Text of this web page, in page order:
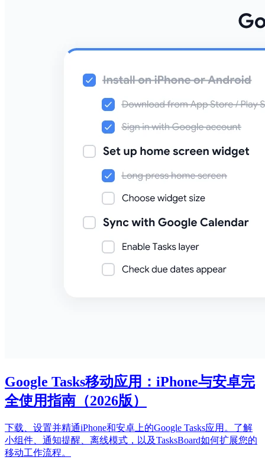
Google Tasks移动应用：iPhone与安卓完
全使用指南（2026版）
下载、设置并精通iPhone和安卓上的Google Tasks应用。了解
小组件、通知提醒、离线模式，以及TasksBoard如何扩展您的
移动工作流程。